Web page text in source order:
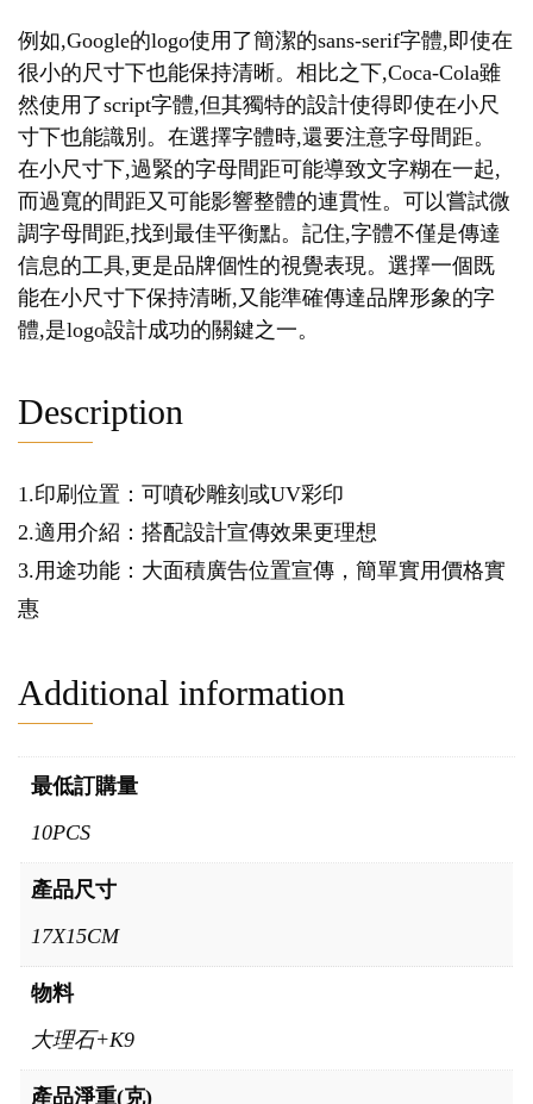
例如,Google的logo使用了簡潔的sans-serif字體,即使在
很小的尺寸下也能保持清晰。相比之下,Coca-Cola雖
然使用了script字體,但其獨特的設計使得即使在小尺
寸下也能識別。在選擇字體時,還要注意字母間距。
在小尺寸下,過緊的字母間距可能導致文字糊在一起,
而過寬的間距又可能影響整體的連貫性。可以嘗試微
調字母間距,找到最佳平衡點。記住,字體不僅是傳達
信息的工具,更是品牌個性的視覺表現。選擇一個既
能在小尺寸下保持清晰,又能準確傳達品牌形象的字
體,是logo設計成功的關鍵之一。
Description
1.印刷位置：可噴砂雕刻或UV彩印
2.適用介紹：搭配設計宣傳效果更理想
3.用途功能：大面積廣告位置宣傳，簡單實用價格實
惠
Additional information
最低訂購量
10PCS
產品尺寸
17X15CM
物料
大理石+K9
產品淨重(克)